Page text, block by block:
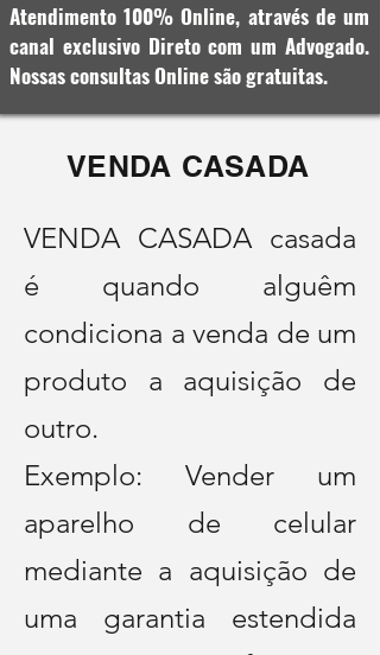
Atendimento 100% Online, através de um
canal exclusivo Direto com um Advogado.
Nossas consultas Online são gratuitas.
VENDA CASADA
VENDA CASADA casada
é quando alguêm
condiciona a venda de um
produto a aquisição de
outro.
Exemplo: Vender um
aparelho de celular
mediante a aquisição de
uma garantia estendida